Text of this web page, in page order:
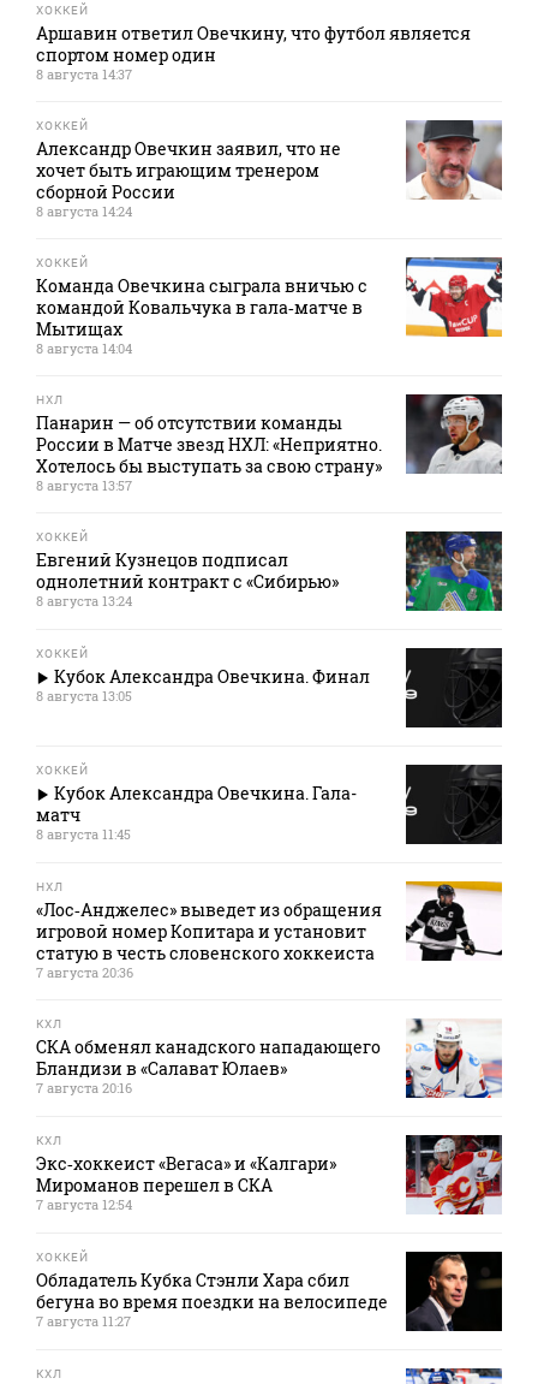
ХОККЕЙ
Аршавин ответил Овечкину, что футбол является
спортом номер один
8 августа 14:37
ХОККЕЙ
Александр Овечкин заявил, что не
хочет быть играющим тренером
сборной России
8 августа 14:24
ХОККЕЙ
Команда Овечкина сыграла вничью с
командой Ковальчука в гала‑матче в
Мытищах
8 августа 14:04
НХЛ
Панарин — об отсутствии команды
России в Матче звезд НХЛ: «Неприятно.
Хотелось бы выступать за свою страну»
8 августа 13:57
ХОККЕЙ
Евгений Кузнецов подписал
однолетний контракт с «Сибирью»
8 августа 13:24
ХОККЕЙ
Кубок Александра Овечкина. Финал
8 августа 13:05
ХОККЕЙ
Кубок Александра Овечкина. Гала-
матч
8 августа 11:45
НХЛ
«Лос‑Анджелес» выведет из обращения
игровой номер Копитара и установит
статую в честь словенского хоккеиста
7 августа 20:36
КХЛ
СКА обменял канадского нападающего
Бландизи в «Салават Юлаев»
7 августа 20:16
КХЛ
Экс‑хоккеист «Вегаса» и «Калгари»
Мироманов перешел в СКА
7 августа 12:54
ХОККЕЙ
Обладатель Кубка Стэнли Хара сбил
бегуна во время поездки на велосипеде
7 августа 11:27
КХЛ